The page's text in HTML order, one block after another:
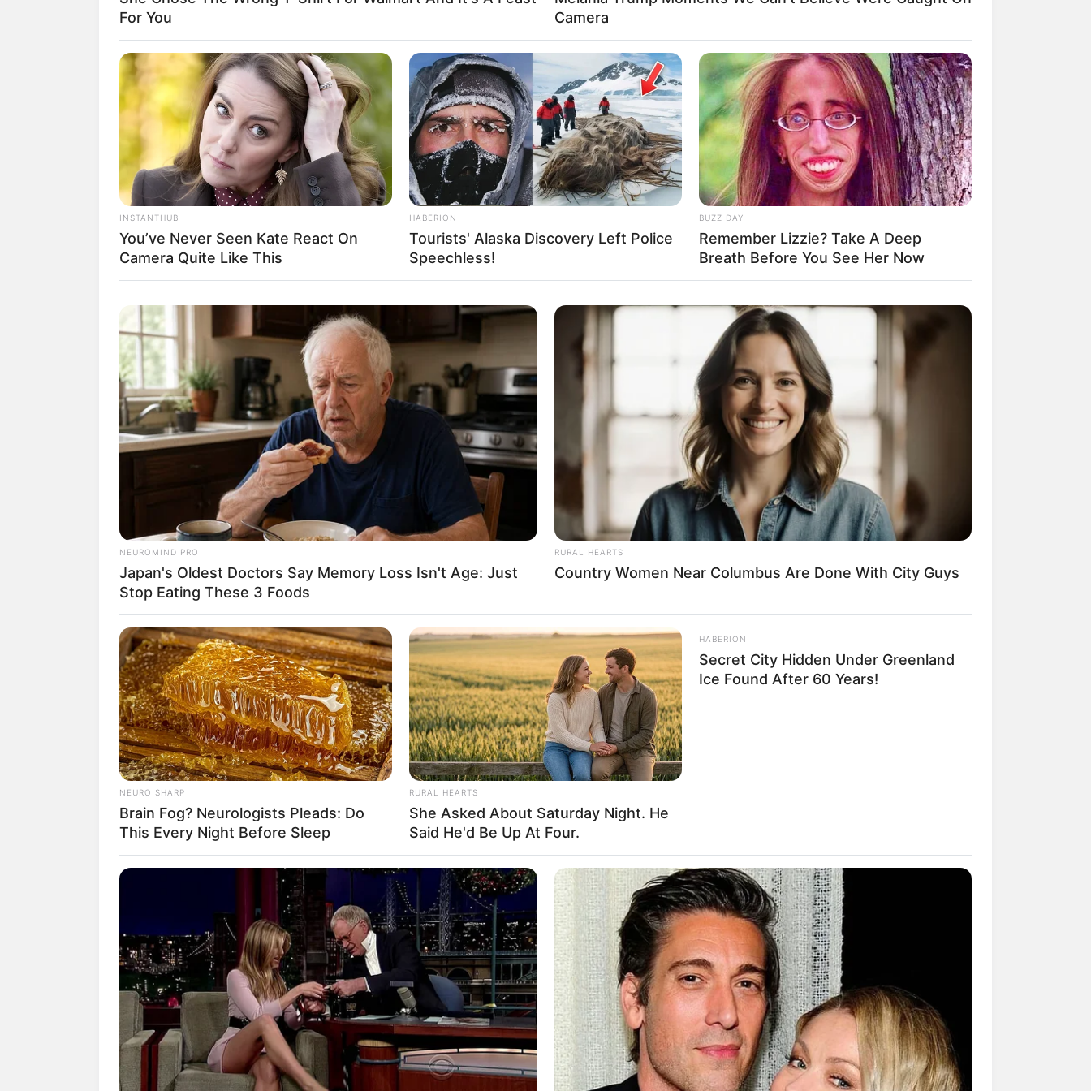
(foto: brepurposed)
2. Feminim elegan ditunjukkan dari pemilihan warna pink dan sentuhan
warna emas yang tidak berlebihan
Fail! 10 Potret Makanan Gagal
Dimasak yang Bikin Kamu
Nggak Selera
10 Pose Manekin Anti
Mainstream yang Konyol
8 Kata Lucu Seputar Malam
Minggu ala Jomblo yang Bikin
Ngenes
10 Desain Kanopi Tempat
Tidur, Serasa Beristirahat di
Kamar Raja
90 Tahun
For You
Camera
INSTANTHUB
You’ve Never Seen Kate React On
Camera Quite Like This
HABERION
Tourists' Alaska Discovery Left Police
Speechless!
BUZZ DAY
Remember Lizzie? Take A Deep
Breath Before You See Her Now
NEUROMIND PRO
Japan's Oldest Doctors Say Memory Loss Isn't Age: Just
Stop Eating These 3 Foods
RURAL HEARTS
Country Women Near Columbus Are Done With City Guys
NEURO SHARP
Brain Fog? Neurologists Pleads: Do
This Every Night Before Sleep
RURAL HEARTS
She Asked About Saturday Night. He
Said He'd Be Up At Four.
HABERION
Secret City Hidden Under Greenland
Ice Found After 60 Years!